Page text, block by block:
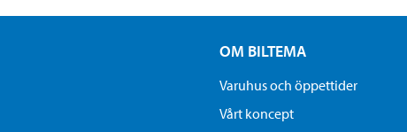
OM BILTEMA
Varuhus och öppettider
Vårt koncept